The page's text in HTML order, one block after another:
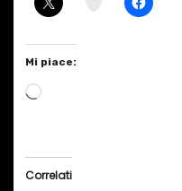
Mi piace:
C
Correlati